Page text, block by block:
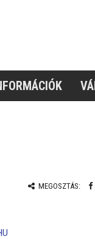
MEGOSZTÁS: